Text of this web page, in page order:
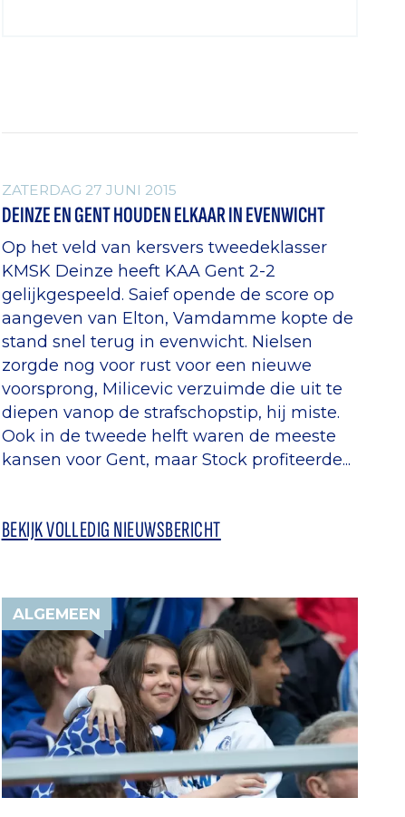
ZATERDAG 27 JUNI 2015
DEINZE EN GENT HOUDEN ELKAAR IN EVENWICHT
Op het veld van kersvers tweedeklasser
KMSK Deinze heeft KAA Gent 2-2
gelijkgespeeld. Saief opende de score op
aangeven van Elton, Vamdamme kopte de
stand snel terug in evenwicht. Nielsen
zorgde nog voor rust voor een nieuwe
voorsprong, Milicevic verzuimde die uit te
diepen vanop de strafschopstip, hij miste.
Ook in de tweede helft waren de meeste
kansen voor Gent, maar Stock profiteerde...
BEKIJK VOLLEDIG NIEUWSBERICHT
ALGEMEEN